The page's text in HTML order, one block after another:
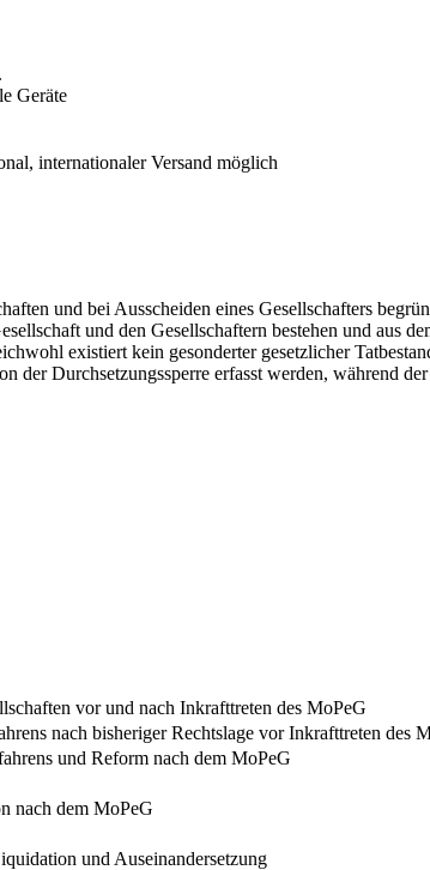
Geräte
internationaler Versand möglich
und bei Ausscheiden eines Gesellschafters
und den Gesellschaftern bestehen und aus
existiert kein gesonderter gesetzlicher
der Durchsetzungssperre erfasst werden, während
vor und nach Inkrafttreten des MoPeG
nach bisheriger Rechtslage vor Inkrafttreten des
und Reform nach dem MoPeG
nach dem MoPeG
und Auseinandersetzung